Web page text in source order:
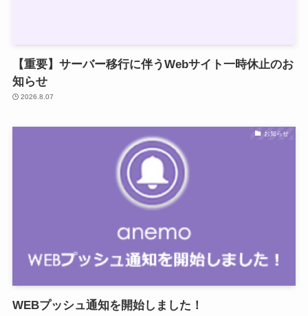
【重要】サーバー移行に伴うWebサイト一時休止のお
知らせ
2026.8.07
お知らせ
WEBプッシュ通知を開始しました！